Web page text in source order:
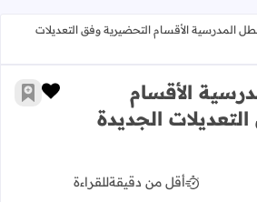
المدرسية الأقسام التحضيرية وفق التعديلات
الأقسام
الجديدة
زر
أضف
أقل من دقيقةللقراءة